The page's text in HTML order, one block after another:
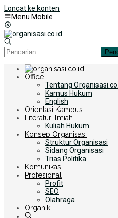
Loncat ke konten
Menu Mobile
Office
Tentang
Kamus Hukum
English
Orientasi Kampus
Literatur Ilmiah
Kuliah Hukum
Konsep Organisasi
Struktur Organisasi
Sidang Organisasi
Trias Politika
Komunikasi
Profesional
Profit
SEO
Olahraga
Organik